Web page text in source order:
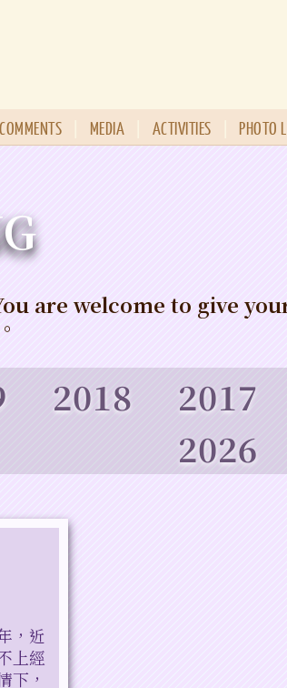
PHOTO
ACTIVITIES
MEDIA
COMMENTS
are welcome to give
。
2017
2018
2026
，近
上經
下，